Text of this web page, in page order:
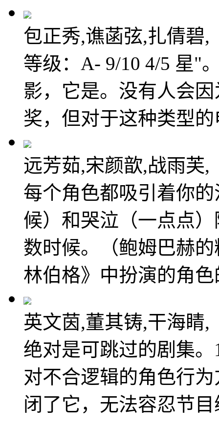
包正秀,谯菡弦,扎倩碧,
等级：A- 9/10 4/5 星"
影，它是。没有人会
奖，但对于这种类型
远芳茹,宋颜歆,战雨芙,
每个角色都吸引着你
候）和哭泣（一点点
数时候。（鲍姆巴赫
林伯格》中扮演的角
英文茵,董其铸,干海睛,
绝对是可跳过的剧集
对不合逻辑的角色行
闭了它，无法容忍节